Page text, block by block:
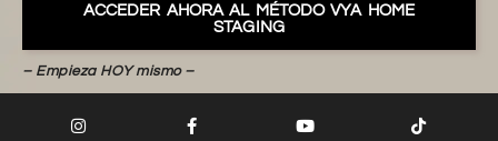
ACCEDER AHORA AL MÉTODO VYA HOME
STAGING
– Empieza HOY mismo –